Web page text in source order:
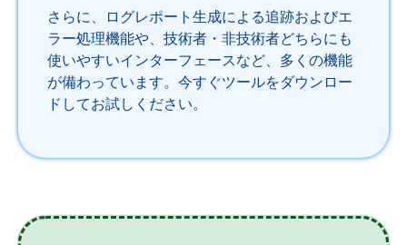
さらに、ログレポート生成による追跡およびエ
ラー処理機能や、技術者・非技術者どちらにも
使いやすいインターフェースなど、多くの機能
が備わっています。今すぐツールをダウンロー
ドしてお試しください。